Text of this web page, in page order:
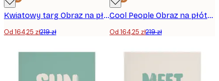
Kwiatowy targ Obraz na płótnie
Od 164,25 zł219 zł
Cool People Obraz na płótnie
Od 164,25 zł219 zł